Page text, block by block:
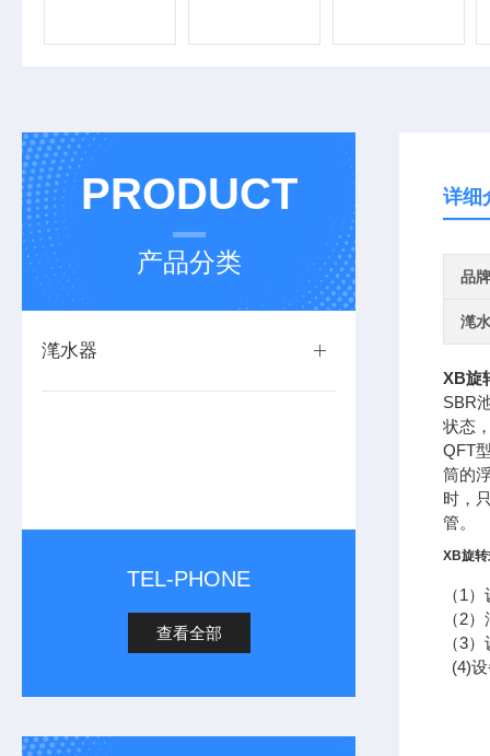
PRODUCT
产品分类
滗水器
TEL-PHONE
查看全部
详细
品牌
滗
XB旋
SBR
状态
QFT
筒的
时，
管。
XB旋
（1
（2
（3
(4)